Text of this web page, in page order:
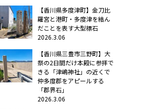
【香川県多度津町】金刀比
羅宮と港町・多度津を結ん
だことを表す大型標石
2026.3.06
【香川県三豊市三野町】大
祭の2日間だけ本殿に参拝で
きる「津嶋神社」の近くで
仲多度郡をアピールする
「郡界石」
2026.3.06